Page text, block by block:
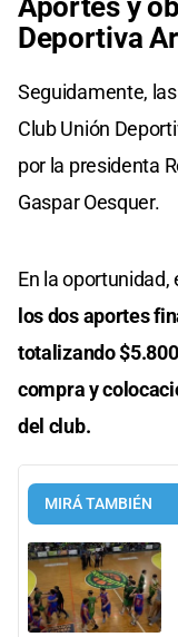
Aportes y
Deportiva
Seguidamente,
Club Unión
por la presidenta
Gaspar Oesquer.
En la oportunidad,
los dos aportes
totalizando
compra y
del club.
MIRÁ TAMBIÉN